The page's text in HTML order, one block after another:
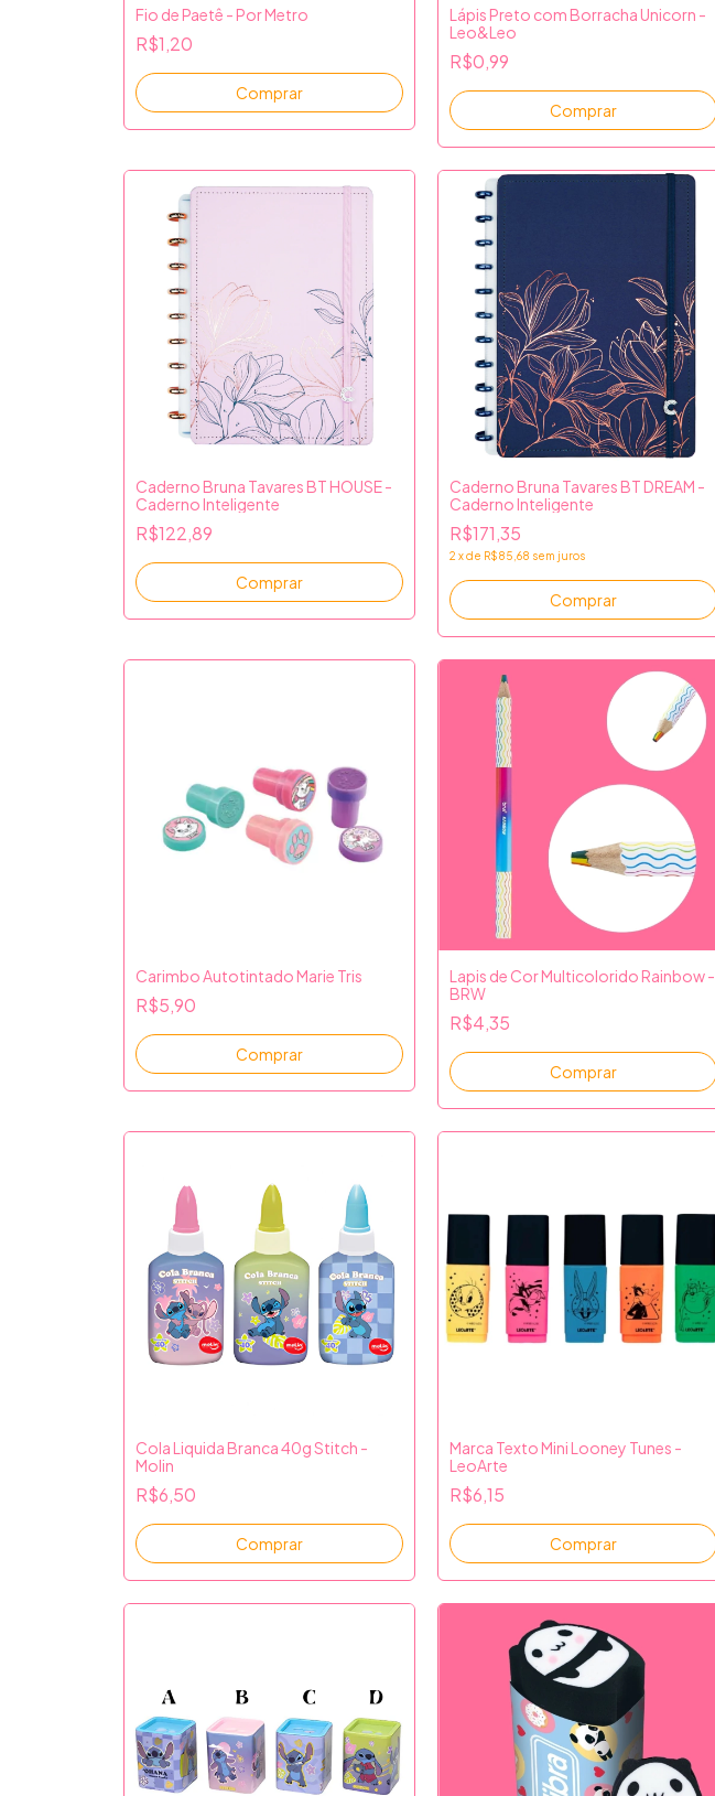
Fio de Paetê - Por Metro
R$1,20
Comprar
Lápis Preto com Borracha Unicorn -
Leo&Leo
R$0,99
Comprar
Caderno Bruna Tavares BT HOUSE -
Caderno Inteligente
R$122,89
Comprar
Caderno Bruna Tavares BT DREAM -
Caderno Inteligente
R$171,35
2 xde R$85,68 sem juros
Comprar
Carimbo Autotintado Marie Tris
R$5,90
Comprar
Lapis de Cor Multicolorido Rainbow -
BRW
R$4,35
Cola Liquida Branca 40g Stitch -
Molin
R$6,50
Comprar
Marca Texto Mini Looney Tunes -
LeoArte
R$6,15
Comprar